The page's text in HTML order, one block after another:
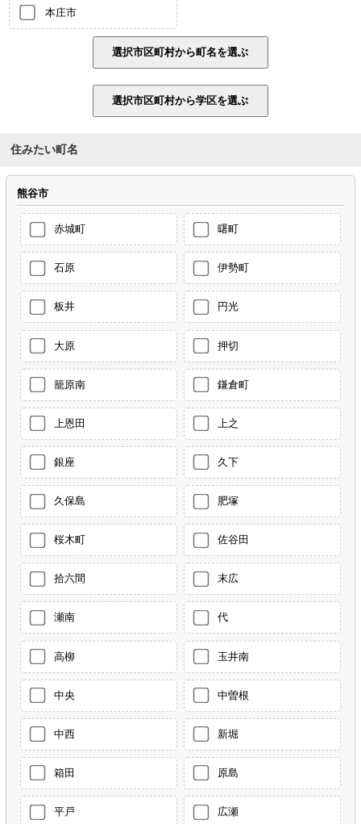
本庄市
住みたい町名
熊谷市
赤城町 曙町
石原 伊勢町
板井 円光
大原 押切
籠原南 鎌倉町
上恩田 上之
銀座 久下
久保島 肥塚
桜木町 佐谷田
拾六間 末広
瀬南 代
高柳 玉井南
中央 中曽根
中西 新堀
箱田 原島
平戸 広瀬